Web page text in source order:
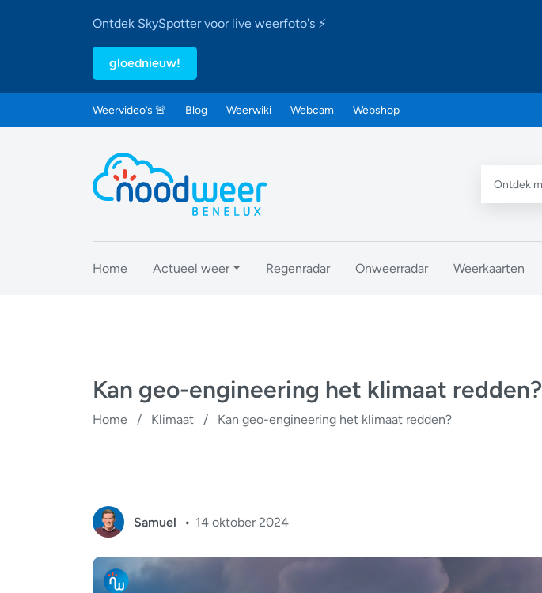
Ontdek SkySpotter voor live weerfoto's ⚡
gloednieuw!
Weervideo’s 🚨 Blog Weerwiki Webcam Webshop
Home Actueel weer Regenradar Onweerradar Weerkaarten
Kan geo-engineering het klimaat redden?
Home / Klimaat / Kan geo-engineering het klimaat redden?
Samuel 14 oktober 2024